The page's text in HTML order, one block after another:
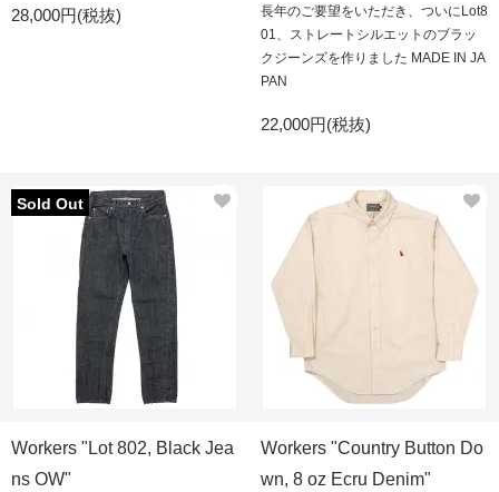
28,000円(税抜)
長年のご要望をいただき、ついにLot8
01、ストレートシルエットのブラッ
クジーンズを作りました MADE IN JA
PAN
22,000円(税抜)
Sold Out
Workers "Lot 802, Black Jea
ns OW"
Workers "Country Button Do
wn, 8 oz Ecru Denim"